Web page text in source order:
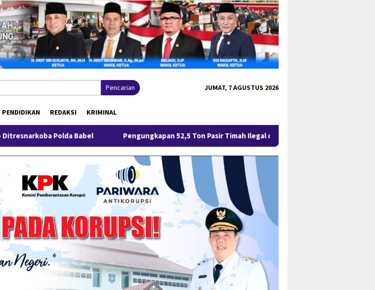
Pencarian JUMAT, 7 AGUSTUS 2026
PENDIDIKAN REDAKSI KRIMINAL
Babel Pengungkapan 52,5 Ton Pasir Timah Ilegal di Belitung Berlanjut, Empat Orang Resmi